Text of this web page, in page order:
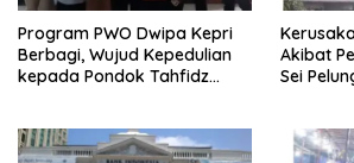
Program PWO Dwipa Kepri
Berbagi, Wujud Kepedulian
kepada Pondok Tahfidz
Akibat
Sei